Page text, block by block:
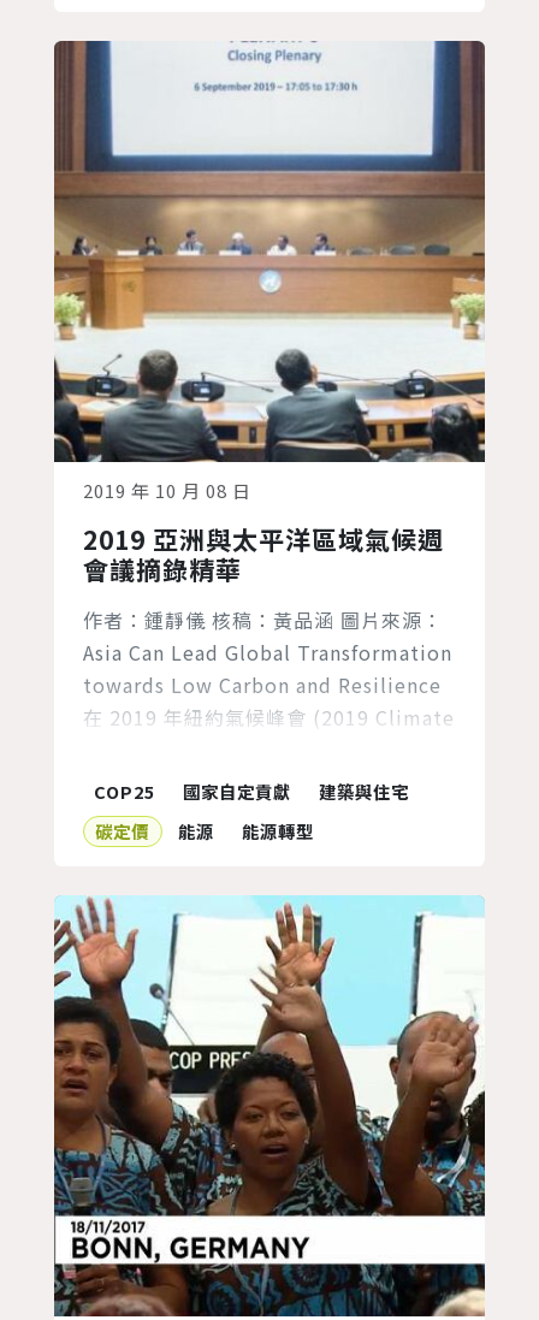
六條中，是最引人矚目且爭論至今的，即
「透過國際合作以達成NDC」。巴黎協定
2019 年 10 月 08 日
2019 亞洲與太平洋區域氣候週
會議摘錄精華
作者：鍾靜儀 核稿：黃品涵 圖片來源：
Asia Can Lead Global Transformation
towards Low Carbon and Resilience
在 2019 年紐約氣候峰會 (2019 Climate
自的氣候週會議，國家代表齊聚凝聚區域
氣候行動共識。首先登場的是今年 3 月在
迦納舉行的非洲區域氣候週，接著是 8 月
COP25 國家自定貢獻
建築與住宅
碳定價
能源 能源轉型